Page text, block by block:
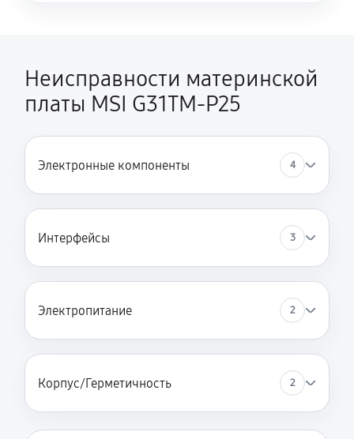
Неисправности материнской
платы MSI G31TM-P25
Электронные компоненты 4
Интерфейсы 3
Электропитание 2
Корпус/Герметичность 2